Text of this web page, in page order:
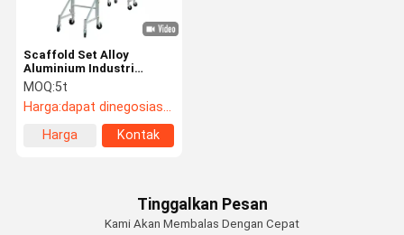
Scaffold Set Alloy
Aluminium Industri
Mobile Double Ladder
Gate Folding Iron
Aluminium Frame
Walkthrough Staircase
Warehouse
MOQ:5t
Harga:dapat dinegosiasikan
Harga
Kontak
Tinggalkan Pesan
Kami Akan Membalas Dengan Cepat